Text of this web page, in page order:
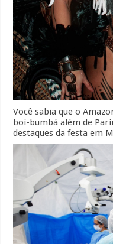
Você sabia que o
boi-bumbá além de
destaques da festa em